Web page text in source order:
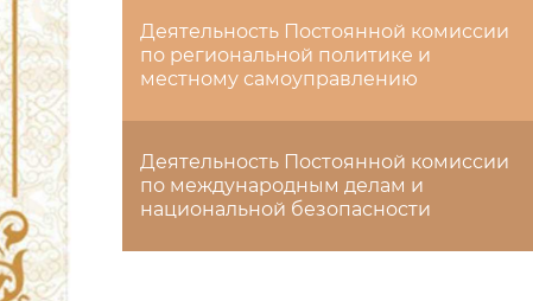
Деятельность Постоянной комиссии
по региональной политике и
местному самоуправлению
Деятельность Постоянной комиссии
по международным делам и
национальной безопасности